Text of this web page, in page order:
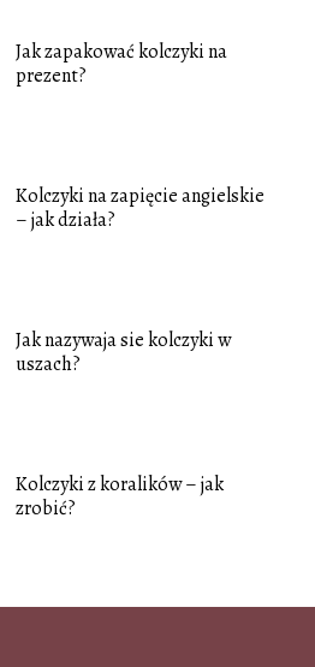
Jak zapakować kolczyki na
prezent?
Kolczyki na zapięcie angielskie
– jak działa?
Jak nazywaja sie kolczyki w
uszach?
Kolczyki z koralików – jak
zrobić?